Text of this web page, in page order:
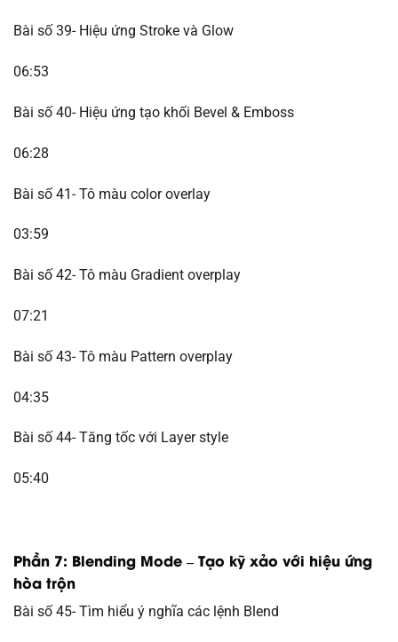
Bài số 39- Hiệu ứng Stroke và Glow
06:53
Bài số 40- Hiệu ứng tạo khối Bevel & Emboss
06:28
Bài số 41- Tô màu color overlay
03:59
Bài số 42- Tô màu Gradient overplay
07:21
Bài số 43- Tô màu Pattern overplay
04:35
Bài số 44- Tăng tốc với Layer style
05:40
Phần 7: Blending Mode – Tạo kỹ xảo với hiệu ứng
hòa trộn
Bài số 45- Tìm hiểu ý nghĩa các lệnh Blend